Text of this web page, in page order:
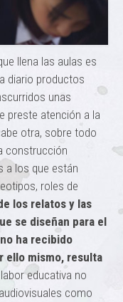
llena las aulas es
diario productos
unas
preste atención a la
otra, sobre todo
construcción
a los que están
roles de
los relatos y las
se diseñan para el
ha recibido
ello mismo, resulta
educativa no
como